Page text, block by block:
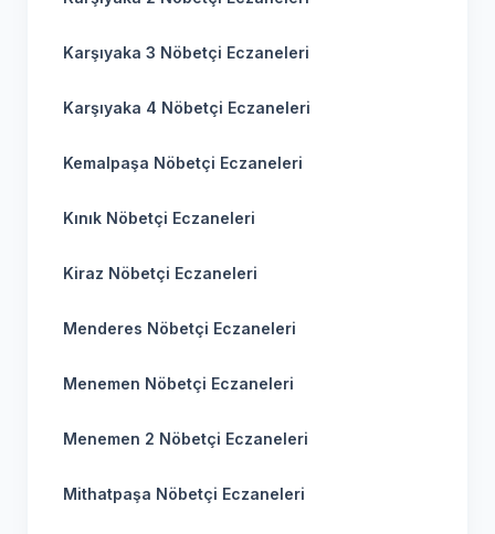
Karşıyaka 3 Nöbetçi Eczaneleri
Karşıyaka 4 Nöbetçi Eczaneleri
Kemalpaşa Nöbetçi Eczaneleri
Kınık Nöbetçi Eczaneleri
Kiraz Nöbetçi Eczaneleri
Menderes Nöbetçi Eczaneleri
Menemen Nöbetçi Eczaneleri
Menemen 2 Nöbetçi Eczaneleri
Mithatpaşa Nöbetçi Eczaneleri